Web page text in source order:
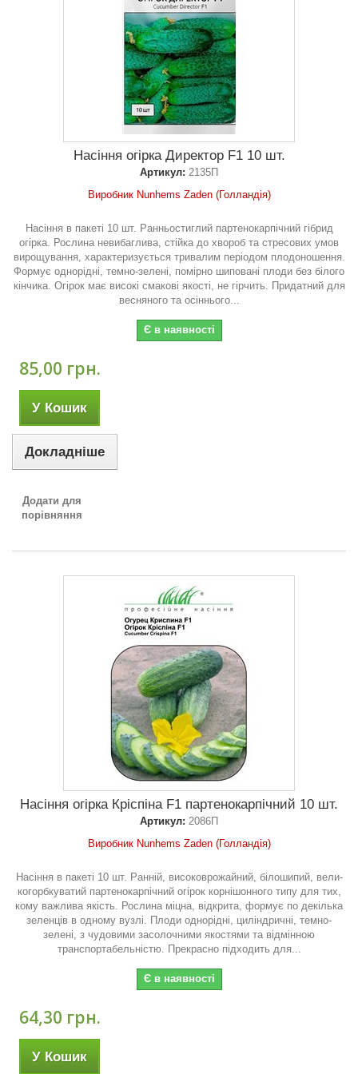
Насіння огірка Директор F1 10 шт.
Артикул: 2135П
Виробник Nunhems Zaden (Голландія)
Насіння в пакеті 10 шт. Ранньостиглий партенокарпічний гібрид
огірка. Рослина невибаглива, стійка до хвороб та стресових умов
вирощування, характеризується тривалим періодом плодоношення.
Формує однорідні, темно-зелені, помірно шиповані плоди без білого
кінчика. Огірок має високі смакові якості, не гірчить. Придатний для
весняного та осіннього...
Є в наявності
85,00 грн.
У Кошик
Докладніше
Додати для
порівняння
Насіння огірка Кріспіна F1 партенокарпічний 10 шт.
Артикул: 2086П
Виробник Nunhems Zaden (Голландія)
Насіння в пакеті 10 шт. Ранній, високоврожайний, білошипий, вели-
когорбкуватий партенокарпічний огірок корнішонного типу для тих,
кому важлива якість. Рослина міцна, відкрита, формує по декілька
зеленців в одному вузлі. Плоди однорідні, циліндричні, темно-
зелені, з чудовими засолочними якостями та відмінною
транспортабельністю. Прекрасно підходить для...
Є в наявності
64,30 грн.
У Кошик